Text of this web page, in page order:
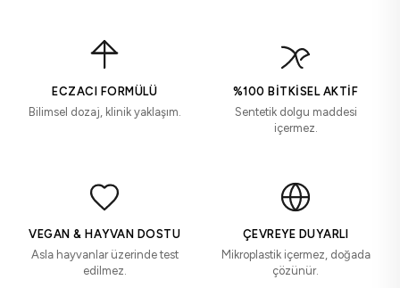
ECZACI FORMÜLÜ
Bilimsel dozaj, klinik yaklaşım.
%100 BITKISEL AKTIF
Sentetik dolgu maddesi
içermez.
VEGAN & HAYVAN DOSTU
Asla hayvanlar üzerinde test
edilmez.
ÇEVREYE DUYARLI
Mikroplastik içermez, doğada
çözünür.